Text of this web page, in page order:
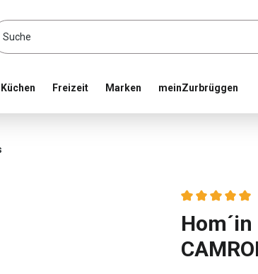
online
Küchen Freizeit Marken meinZurbrüggen